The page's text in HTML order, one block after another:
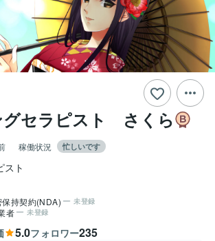
グセラピスト さくら
稼働状況 忙しいです
スト
保持契約(NDA) 未登録
者 未登録
5.0フォロワー235